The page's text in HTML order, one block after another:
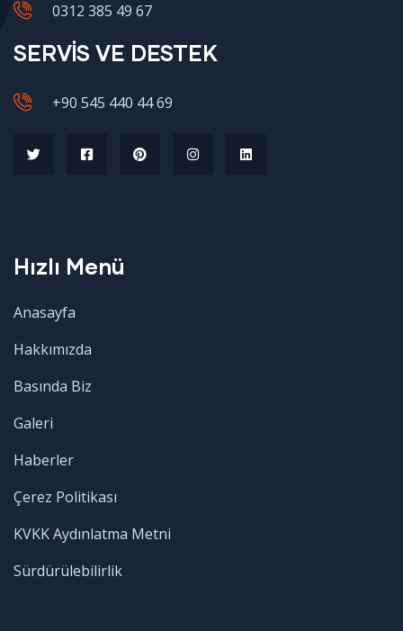
0312 385 49 67
SERVİS VE DESTEK
+90 545 440 44 69
Hızlı Menü
Anasayfa
Hakkımızda
Basında Biz
Galeri
Haberler
Çerez Politikası
KVKK Aydınlatma Metni
Sürdürülebilirlik